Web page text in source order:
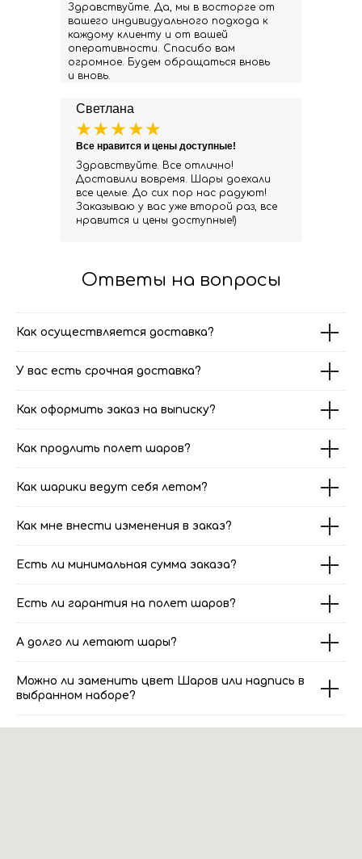
Здравствуйте. Да, мы в восторге от
вашего индивидуального подхода к
каждому клиенту и от вашей
оперативности. Спасибо вам
огромное. Будем обращаться вновь
и вновь.
Светлана
Здравствуйте. Все отлично!
Доставили вовремя. Шары доехали
все целые. До сих пор нас радуют!
Заказываю у вас уже второй раз, все
нравится и цены доступные!)
Все нравится и цены доступные!
Ответы на вопросы
Как осуществляется доставка?
У вас есть срочная доставка?
Как оформить заказ на выписку?
Как продлить полет шаров?
Как шарики ведут себя летом?
Как мне внести изменения в заказ?
Есть ли минимальная сумма заказа?
Есть ли гарантия на полет шаров?
А долго ли летают шары?
Можно ли заменить цвет Шаров или надпись в
выбранном наборе?